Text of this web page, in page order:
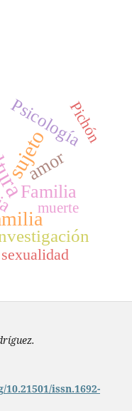
sujeto
amor
Familia
Psicología
Pichón
sexualidad
muerte
issn.1692-